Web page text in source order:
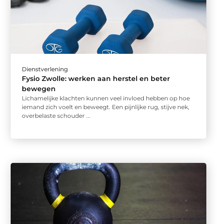
Dienstverlening
Fysio Zwolle: werken aan herstel en beter
bewegen
Lichamelijke klachten kunnen veel invloed hebben op hoe
iemand zich voelt en beweegt. Een pijnlijke rug, stijve nek,
overbelaste schouder ...